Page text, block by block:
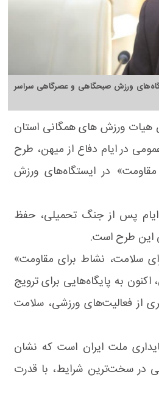
ورزش صبحگاهی و عصرگاهی سراسر
هیات ورزش های همگانی استان
در ایام دفاع از میهن، طرح
در ایستگاه‌های ورزش
ایام پس از جنگ تحمیلی، حفظ
این طرح است.
سلامت، نشاط برای مقاومت»
به پایگاه‌هایی برای ترویج
از فعالیت‌های ورزشی، سلامت
ملت ایران است که نشان
در سخت‌ترین شرایط، با قدرت